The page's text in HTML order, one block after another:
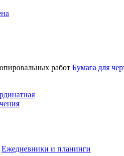
Бумага для
Ежедневники и планинги